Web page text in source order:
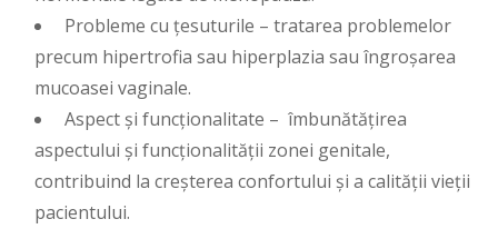
Probleme cu țesuturile – tratarea problemelor
precum hipertrofia sau hiperplazia sau îngroșarea
mucoasei vaginale.
Aspect și funcționalitate – îmbunătățirea
aspectului și funcționalității zonei genitale,
contribuind la creșterea confortului și a calității vieții
pacientului.